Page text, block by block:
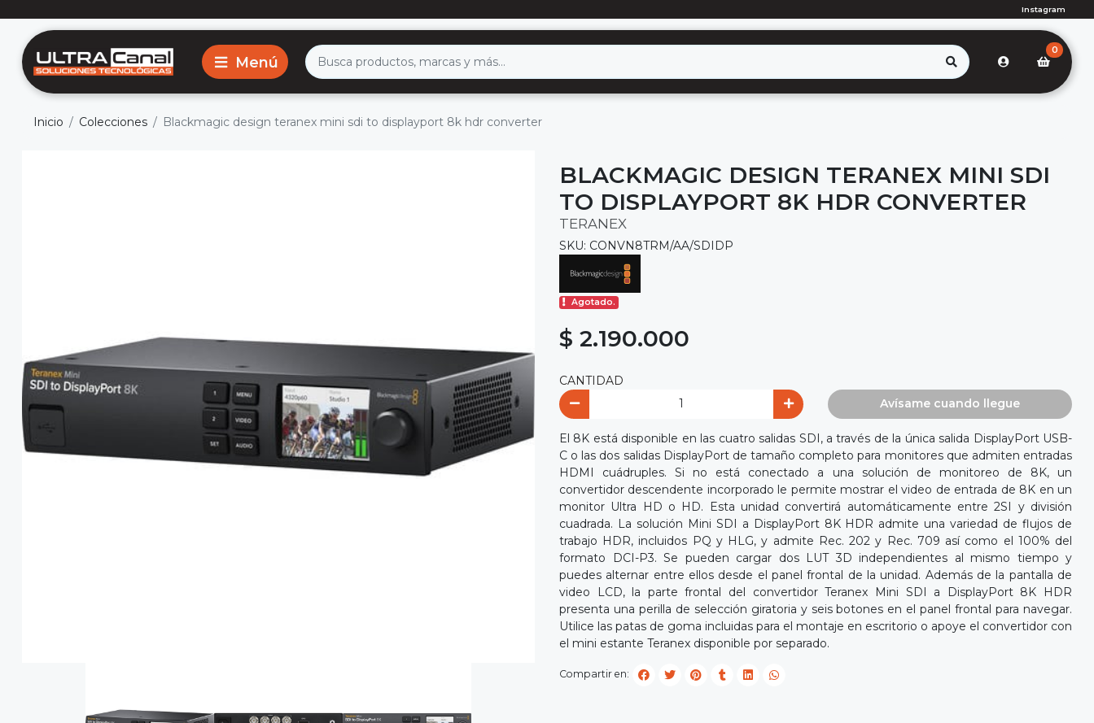
Instagram
0
Inicio Colecciones Blackmagic design teranex mini sdi to displayport 8k hdr converter
BLACKMAGIC DESIGN TERANEX MINI SDI
TO DISPLAYPORT 8K HDR CONVERTER
TERANEX
SKU: CONVN8TRM/AA/SDIDP
Agotado.
$ 2.190.000
CANTIDAD
Avísame cuando llegue
El 8K está disponible en las cuatro salidas SDI, a través de la única salida DisplayPort USB-
C o las dos salidas DisplayPort de tamaño completo para monitores que admiten entradas
HDMI cuádruples. Si no está conectado a una solución de monitoreo de 8K, un
convertidor descendente incorporado le permite mostrar el video de entrada de 8K en un
monitor Ultra HD o HD. Esta unidad convertirá automáticamente entre 2SI y división
cuadrada. La solución Mini SDI a DisplayPort 8K HDR admite una variedad de flujos de
trabajo HDR, incluidos PQ y HLG, y admite Rec. 202 y Rec. 709 así como el 100% del
formato DCI-P3. Se pueden cargar dos LUT 3D independientes al mismo tiempo y
puedes alternar entre ellos desde el panel frontal de la unidad. Además de la pantalla de
video LCD, la parte frontal del convertidor Teranex Mini SDI a DisplayPort 8K HDR
presenta una perilla de selección giratoria y seis botones en el panel frontal para navegar.
Utilice las patas de goma incluidas para el montaje en escritorio o apoye el convertidor con
el mini estante Teranex disponible por separado.
Compartir en: